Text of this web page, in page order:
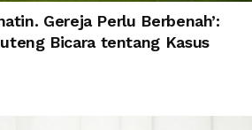
Gereja Perlu Berbenah’:
Bicara tentang Kasus